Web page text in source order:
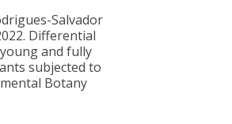
Salvador
Differential
and fully
subjected to
Botany